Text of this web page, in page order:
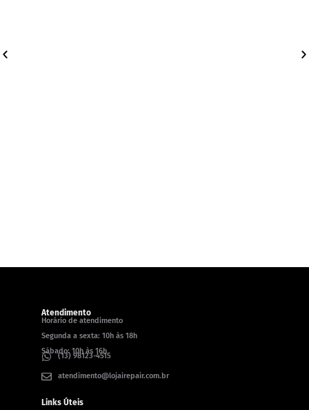
Atendimento
Horário de atendimento
Segunda a sexta: 10h às 18h
Sábado: 10h às 16h
(13) 98123-4515
atendimento@lojairepair.com.br
Links Úteis